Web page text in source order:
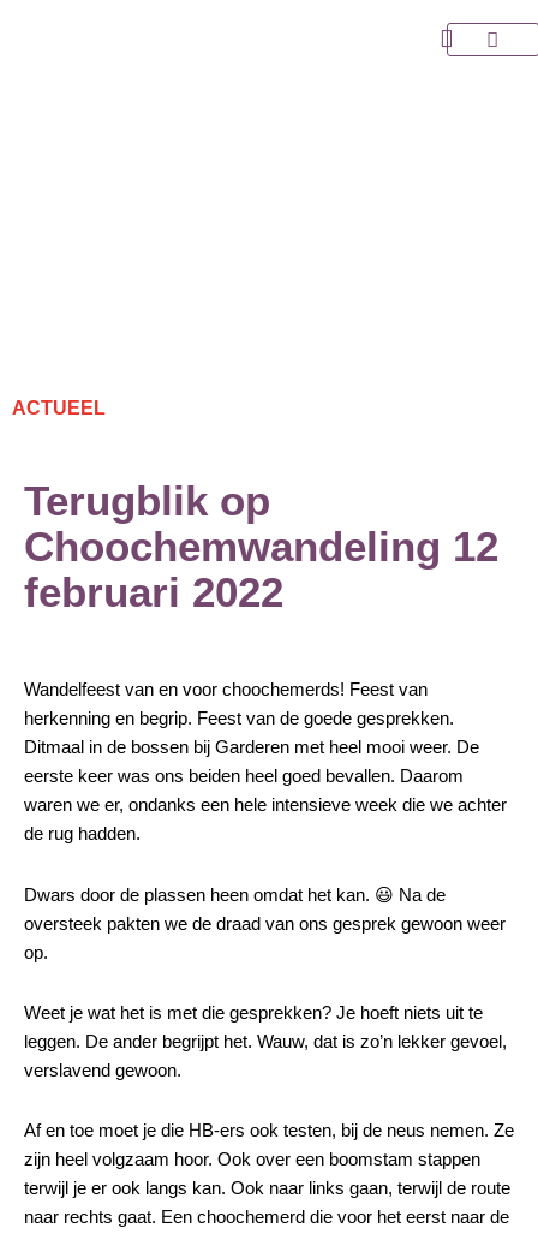
ACTUEEL
Terugblik op
Choochemwandeling 12
februari 2022
Wandelfeest van en voor choochemerds! Feest van
herkenning en begrip. Feest van de goede gesprekken.
Ditmaal in de bossen bij Garderen met heel mooi weer. De
eerste keer was ons beiden heel goed bevallen. Daarom
waren we er, ondanks een hele intensieve week die we achter
de rug hadden.
Dwars door de plassen heen omdat het kan. 😃 Na de
oversteek pakten we de draad van ons gesprek gewoon weer
op.
Weet je wat het is met die gesprekken? Je hoeft niets uit te
leggen. De ander begrijpt het. Wauw, dat is zo’n lekker gevoel,
verslavend gewoon.
Af en toe moet je die HB-ers ook testen, bij de neus nemen. Ze
zijn heel volgzaam hoor. Ook over een boomstam stappen
terwijl je er ook langs kan. Ook naar links gaan, terwijl de route
naar rechts gaat. Een choochemerd die voor het eerst naar de